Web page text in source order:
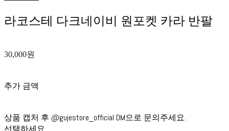
라코스테 다크네이비 원포켓 카라 반팔
30,000원
추가 금액
상품 캡처 후 @gujestore_official DM으로 문의주세요.
선택하세요.